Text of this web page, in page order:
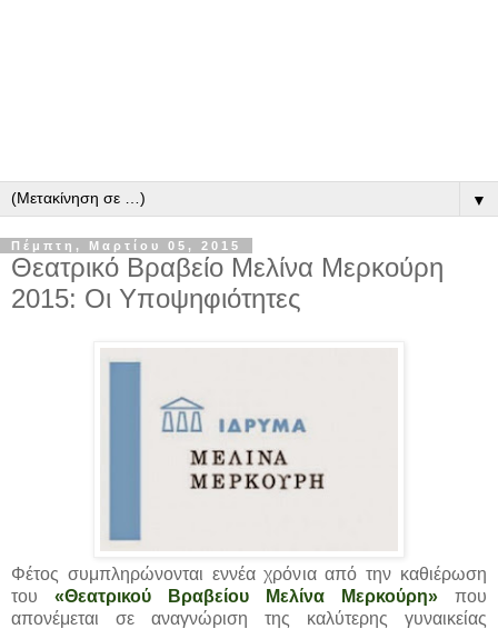
▼
Πέμπτη, Μαρτίου 05, 2015
Θεατρικό Βραβείο Μελίνα Μερκούρη
2015: Οι Υποψηφιότητες
Φέτος συμπληρώνονται εννέα χρόνια από την καθιέρωση
του «Θεατρικού Βραβείου Μελίνα Μερκούρη»
που
απονέμεται σε αναγνώριση της καλύτερης γυναικείας